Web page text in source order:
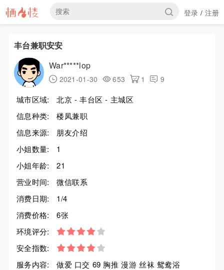
登录 / 注册
丰台兼职安安
War*****lop
2021-01-30 653 1 9
城市区域:
北京 - 丰台区 - 主城区
信息种类:
楼凤兼职
信息来源:
朋友介绍
小姐数量:
1
小姐年龄:
21
营业时间:
微信联系
消费日期:
1/4
消费价格:
6张
环境评分:
安全指数:
服务内容:
做爱 口交 69 胸推 漫游 丝袜 鸳鸯浴